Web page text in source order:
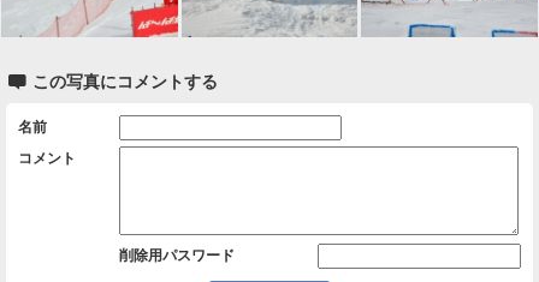
 この写真にコメントする
名前
コメント
削除用パスワード